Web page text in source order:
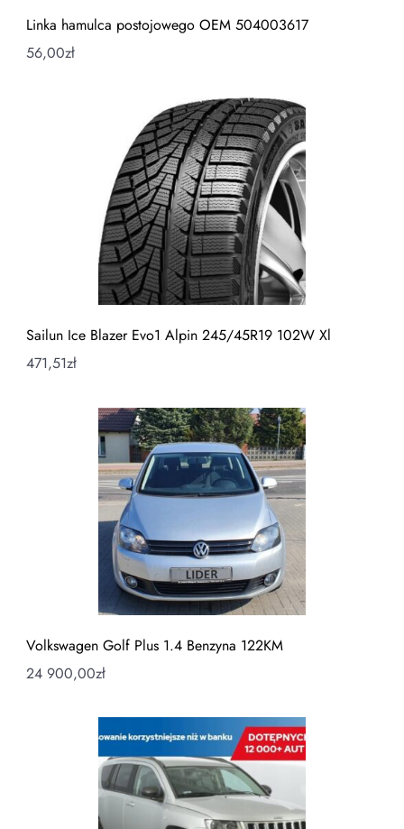
Linka hamulca postojowego OEM 504003617
56,00zł
Sailun Ice Blazer Evo1 Alpin 245/45R19 102W Xl
471,51zł
Volkswagen Golf Plus 1.4 Benzyna 122KM
24 900,00zł